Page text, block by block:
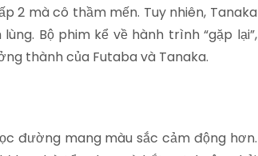
2 mà cô thầm mến. Tuy nhiên, Tanaka
Bộ phim kể về hành trình “gặp lại”,
thành của Futaba và Tanaka.
đường mang màu sắc cảm động hơn.